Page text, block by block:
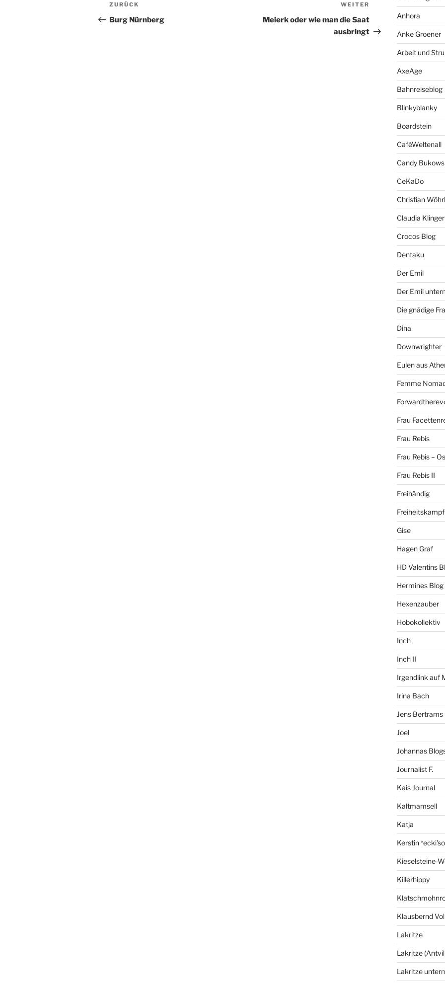
Vorheriger
Beitrag
ZURÜCK
Burg Nürnberg
Nächster
Beitrag
WEITER
Meierk oder wie man die Saat
ausbringt
Anhora
Anke Groener
Arbeit und
AxeAge
Bahnreiseblog
Blinkyblanky
Boardstein
CaféWeltenall
Candy
CeKaDo
Christian Wöhrl
Claudia Klinger
Crocos Blog
Dentaku
Der Emil
Der Emil
Die gnädige
Dina
Downwrighter
Eulen aus
Femme
Frau
Frau Rebis
Frau Rebis –
Frau Rebis II
Freihändig
Freiheitskampf
Gise
Hagen Graf
HD Valentins
Hermines Blog
Hexenzauber
Hobokollektiv
Inch
Inch II
Irgendlink auf
Irina Bach
Jens Bertrams
Joel
Johannas
Journalist F.
Kais Journal
Kaltmamsell
Katja
Kerstin
Kieselsteine-
Killerhippy
Klausbernd
Lakritze
Lakritze
Lakritze